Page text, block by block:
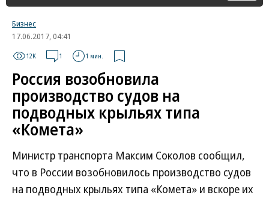
Бизнес
17.06.2017, 04:41
12K 1 1 мин.
Россия возобновила
производство судов на
подводных крыльях типа
«Комета»
Министр транспорта Максим Соколов сообщил,
что в России возобновилось производство судов
на подводных крыльях типа «Комета» и вскоре их